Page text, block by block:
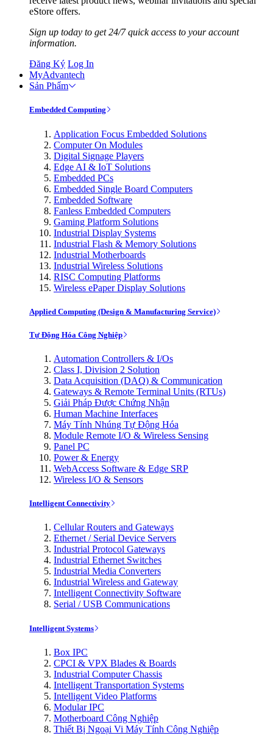
eStore offers.
Sign up today to get 24/7 quick access to your account
information.
Đăng Ký Log In
MyAdvantech
Sản Phẩm
Embedded Computing
Application Focus Embedded Solutions
Computer On Modules
Digital Signage Players
Edge AI & IoT Solutions
Embedded PCs
Embedded Single Board Computers
Embedded Software
Fanless Embedded Computers
Gaming Platform Solutions
Industrial Display Systems
Industrial Flash & Memory Solutions
Industrial Motherboards
Industrial Wireless Solutions
RISC Computing Platforms
Wireless ePaper Display Solutions
Applied Computing (Design & Manufacturing Service)
Tự Động Hóa Công Nghiệp
Automation Controllers & I/Os
Class I, Division 2 Solution
Data Acquisition (DAQ) & Communication
Gateways & Remote Terminal Units (RTUs)
Giải Pháp Được Chứng Nhận
Human Machine Interfaces
Máy Tính Nhúng Tự Động Hóa
Module Remote I/O & Wireless Sensing
Panel PC
Power & Energy
WebAccess Software & Edge SRP
Wireless I/O & Sensors
Intelligent Connectivity
Cellular Routers and Gateways
Ethernet / Serial Device Servers
Industrial Protocol Gateways
Industrial Ethernet Switches
Industrial Media Converters
Industrial Wireless and Gateway
Intelligent Connectivity Software
Serial / USB Communications
Intelligent Systems
Box IPC
CPCI & VPX Blades & Boards
Industrial Computer Chassis
Intelligent Transportation Systems
Intelligent Video Platforms
Modular IPC
Motherboard Công Nghiệp
Thiết Bị Ngoại Vi Máy Tính Công Nghiệp